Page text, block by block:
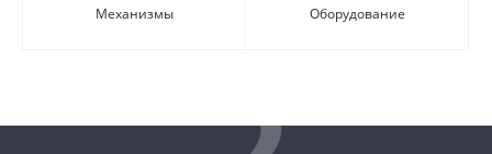
Механизмы Оборудование